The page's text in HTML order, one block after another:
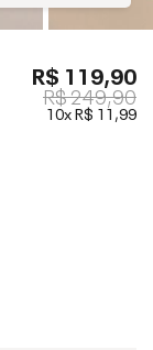
R$ 119,90
R$ 249,90
10xR$ 11,99